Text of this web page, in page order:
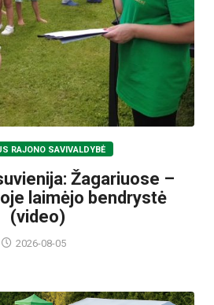
RAJONO SAVIVALDYBĖ
Žagariuose –
laimėjo bendrystė
(video)
2026-08-05